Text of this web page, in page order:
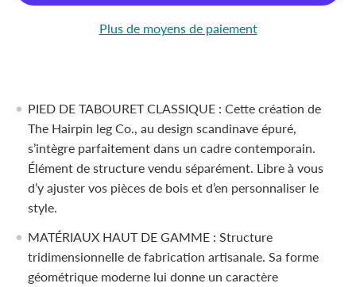
Plus de moyens de paiement
PIED DE TABOURET CLASSIQUE : Cette création de
The Hairpin leg Co., au design scandinave épuré,
s’intègre parfaitement dans un cadre contemporain.
Élément de structure vendu séparément. Libre à vous
d’y ajuster vos pièces de bois et d’en personnaliser le
style.
MATÉRIAUX HAUT DE GAMME : Structure
tridimensionnelle de fabrication artisanale. Sa forme
géométrique moderne lui donne un caractère